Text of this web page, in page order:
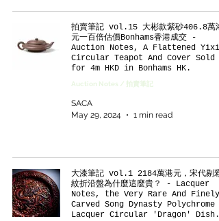
拍賣筆記 vol.15 大彬款紫砂406.8萬港
元一百倍估價Bonhams香港成交 -
Auction Notes, A Flattened
Circular Teapot And Cover Sold
for 4m HKD in Bonhams HK.
Auction Notes / 拍賣筆記
SACA
May 29, 2024
1 min read
大漆筆記 vol.1 2184萬港元，宋代剔彩
紋折沿盤為什麼這麼貴？ - Lacquer
Notes, the Very Rare And Finely
Carved Song Dynasty Polychrome
Lacquer Circular 'Dragon' Dish.